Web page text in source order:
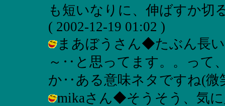
も短いなりに、伸ばすか切
( 2002-12-19 01:02 )
まあぼうさん◆たぶん長
～‥と思ってます。。って
か‥ある意味ネタですね(微
mikaさん◆そうそう、気